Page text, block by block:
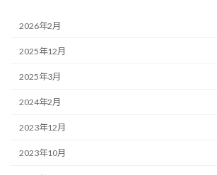
2026年2月
2025年12月
2025年3月
2024年2月
2023年12月
2023年10月